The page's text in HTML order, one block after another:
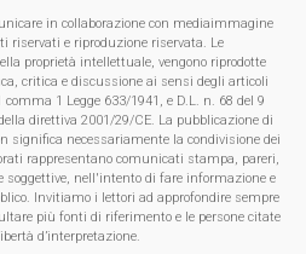
in collaborazione con mediaimmagine
riservati e riproduzione riservata. Le
proprietà intellettuale, vengono riprodotte
critica e discussione ai sensi degli articoli
1 Legge 633/1941, e D.L. n. 68 del 9
direttiva 2001/29/CE. La pubblicazione di
significa necessariamente la condivisione dei
rappresentano comunicati stampa, pareri,
nell'intento di fare informazione e
Invitiamo i lettori ad approfondire sempre
più fonti di riferimento e le persone citate
d’interpretazione.